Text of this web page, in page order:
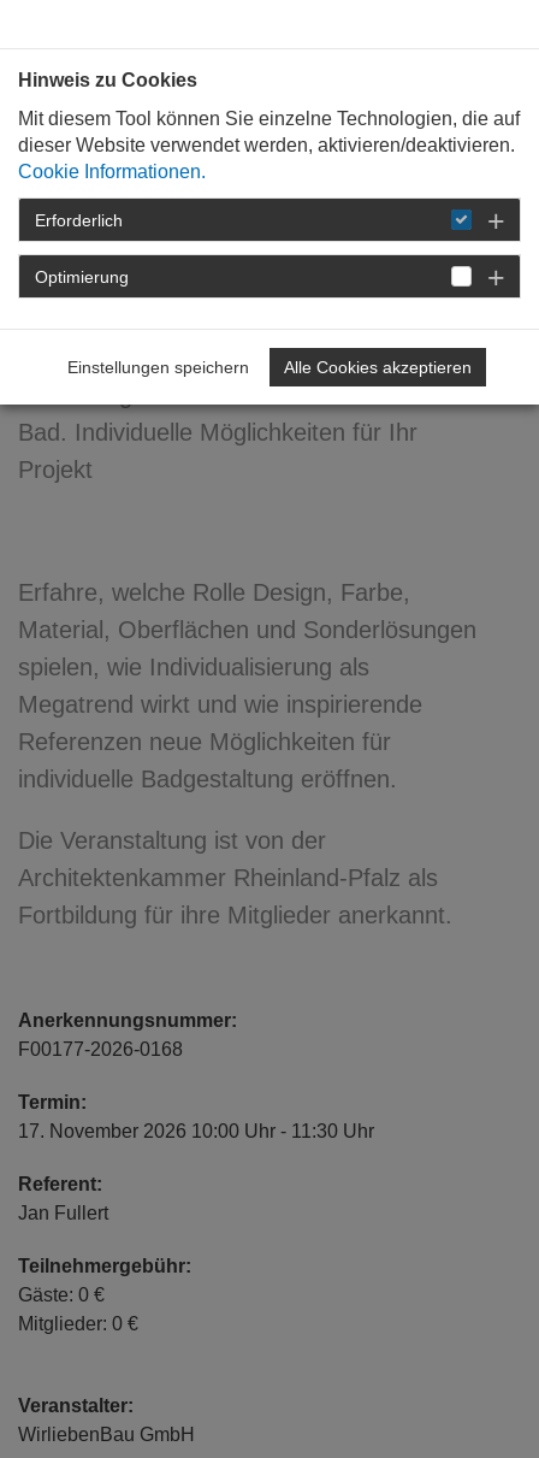
STARTSEITE
DETAIL
Mehr Persönlichkeit im Bad.
Vollständiger Titel: Mehr Persönlichkeit im
Bad. Individuelle Möglichkeiten für Ihr
Projekt
Erfahre, welche Rolle Design, Farbe,
Material, Oberflächen und Sonderlösungen
spielen, wie Individualisierung als
Megatrend wirkt und wie inspirierende
Referenzen neue Möglichkeiten für
individuelle Badgestaltung eröffnen.
Die Veranstaltung ist von der
Architektenkammer Rheinland-Pfalz als
Fortbildung für ihre Mitglieder anerkannt.
Anerkennungsnummer:
F00177-2026-0168
Termin:
17. November 2026 10:00 Uhr - 11:30 Uhr
Referent:
Jan Fullert
Teilnehmergebühr:
Gäste: 0 €
Mitglieder: 0 €
Veranstalter:
WirliebenBau GmbH
Hinweis zu Cookies
Mit diesem Tool können Sie einzelne Technologien, die auf
dieser Website verwendet werden, aktivieren/deaktivieren.
Cookie Informationen.
Erforderlich
Optimierung
Einstellungen speichern Alle Cookies akzeptieren